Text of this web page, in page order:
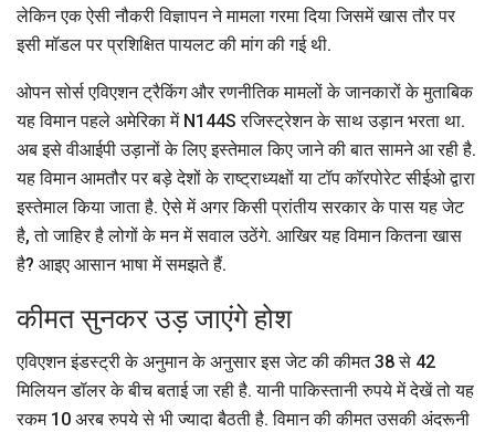
लेकिन एक ऐसी नौकरी विज्ञापन ने मामला गरमा दिया जिसमें खास तौर पर
इसी मॉडल पर प्रशिक्षित पायलट की मांग की गई थी.
ओपन सोर्स एविएशन ट्रैकिंग और रणनीतिक मामलों के जानकारों के मुताबिक
यह विमान पहले अमेरिका में N144S रजिस्ट्रेशन के साथ उड़ान भरता था.
अब इसे वीआईपी उड़ानों के लिए इस्तेमाल किए जाने की बात सामने आ रही है.
यह विमान आमतौर पर बड़े देशों के राष्ट्राध्यक्षों या टॉप कॉरपोरेट सीईओ द्वारा
इस्तेमाल किया जाता है. ऐसे में अगर किसी प्रांतीय सरकार के पास यह जेट
है, तो जाहिर है लोगों के मन में सवाल उठेंगे. आखिर यह विमान कितना खास
है? आइए आसान भाषा में समझते हैं.
कीमत सुनकर उड़ जाएंगे होश
एविएशन इंडस्ट्री के अनुमान के अनुसार इस जेट की कीमत 38 से 42
मिलियन डॉलर के बीच बताई जा रही है. यानी पाकिस्तानी रुपये में देखें तो यह
रकम 10 अरब रुपये से भी ज्यादा बैठती है. विमान की कीमत उसकी अंदरूनी